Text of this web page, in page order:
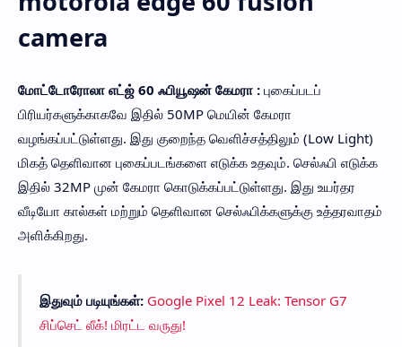
camera
மோட்டோரோலா எட்ஜ் 60 ஃபியூஷன் கேமரா : புகைப்படப்
பிரியர்களுக்காகவே இதில் 50MP மெயின் கேமரா
வழங்கப்பட்டுள்ளது. இது குறைந்த வெளிச்சத்திலும் (Low Light)
மிகத் தெளிவான புகைப்படங்களை எடுக்க உதவும். செல்ஃபி எடுக்க
இதில் 32MP முன் கேமரா கொடுக்கப்பட்டுள்ளது. இது உயர்தர
வீடியோ கால்கள் மற்றும் தெளிவான செல்ஃபிக்களுக்கு உத்தரவாதம்
அளிக்கிறது.
இதுவும் படியுங்கள்: Google Pixel 12 Leak: Tensor G7
சிப்செட் லீக்! மிரட்ட வருது!